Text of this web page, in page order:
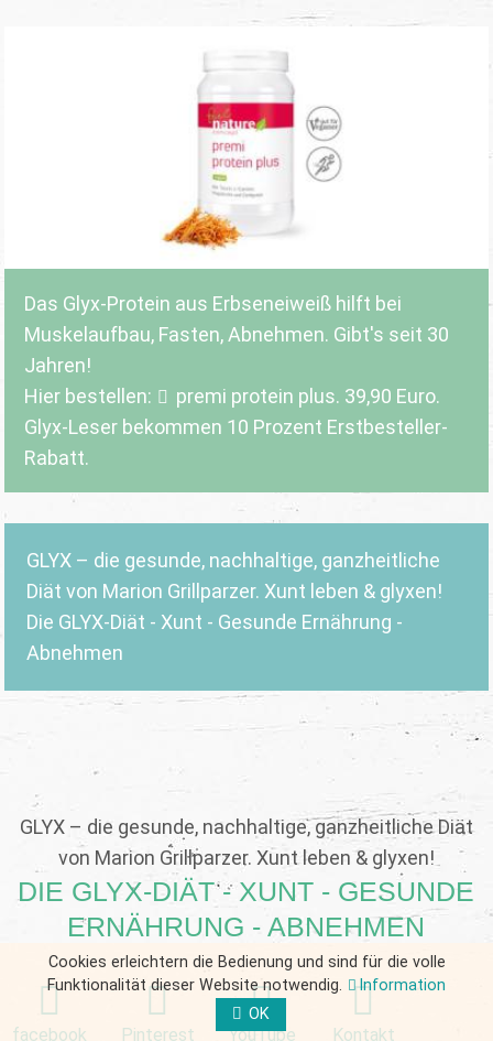
Das Glyx-Protein aus Erbseneiweiß hilft bei
Muskelaufbau, Fasten, Abnehmen. Gibt's seit 30
Jahren!
Hier bestellen:
premi protein plus. 39,90 Euro.
Glyx-Leser bekommen 10 Prozent Erstbesteller-
Rabatt.
GLYX – die gesunde, nachhaltige, ganzheitliche
Diät von Marion Grillparzer. Xunt leben & glyxen!
Die GLYX-Diät - Xunt - Gesunde Ernährung -
Abnehmen
GLYX – die gesunde, nachhaltige, ganzheitliche Diät
von Marion Grillparzer. Xunt leben & glyxen!
DIE GLYX-DIÄT - XUNT - GESUNDE
ERNÄHRUNG - ABNEHMEN
facebook Pinterest YouTube Kontakt
Cookies erleichtern die Bedienung und sind für die volle
Funktionalität dieser Website notwendig.
Information
OK
FORM